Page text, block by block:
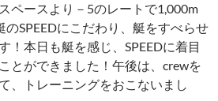
ペースより－5のレートで1,000m
のSPEEDにこだわり、艇をすべらせ
！本日も艇を感じ、SPEEDに着目
とができました！午後は、crewを
、トレーニングをおこないまし